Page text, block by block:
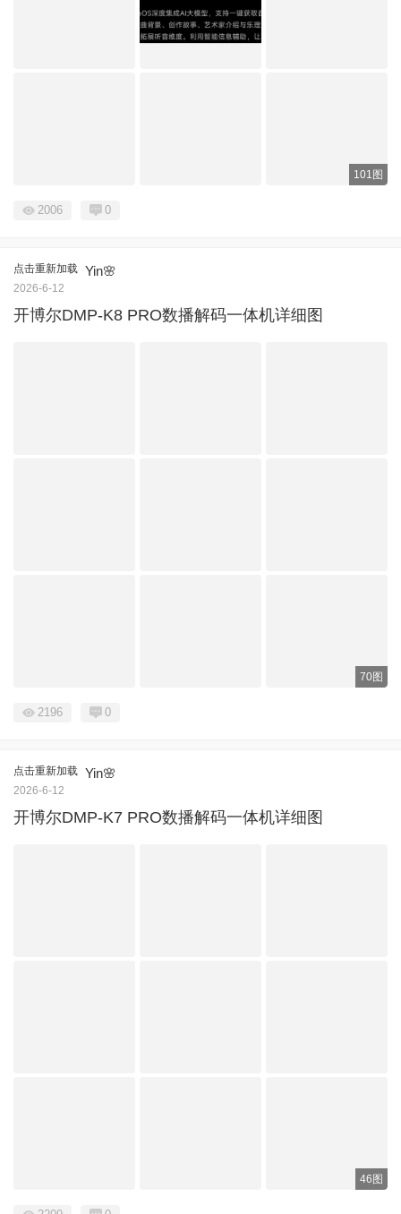
101图
2006 0
点击重新加载 Yin🌸
2026-6-12
开博尔DMP-K8 PRO数播解码一体机详细图
70图
2196 0
点击重新加载 Yin🌸
2026-6-12
开博尔DMP-K7 PRO数播解码一体机详细图
46图